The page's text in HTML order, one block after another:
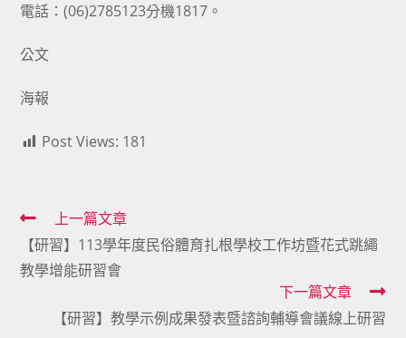
電話：(06)2785123分機1817。
公文
海報
Post Views: 181
Read
more
articles
上一篇文章
【研習】113學年度民俗體育扎根學校工作坊暨花式跳繩
教學增能研習會
下一篇文章
【研習】教學示例成果發表暨諮詢輔導會議線上研習